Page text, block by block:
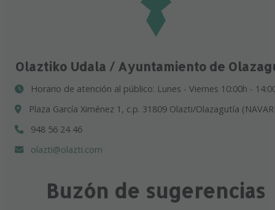
Olaztiko Udala / Ayuntamiento de
Horario de atención al público: Lunes - Viernes 10:00h -
Plaza García Ximénez 1, c.p. 31809 Olazti/Olazagutía
948 56 24 46
olazti@olazti.com
Buzón de sugerencias